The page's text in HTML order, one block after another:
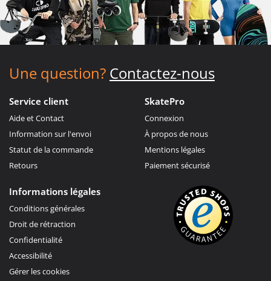
Une question? Contactez-nous
Service client
Aide et Contact
Information sur l'envoi
Statut de la commande
Retours
SkatePro
Connexion
À propos de nous
Mentions légales
Paiement sécurisé
Informations légales
Conditions générales
Droit de rétraction
Confidentialité
Accessibilité
Gérer les cookies